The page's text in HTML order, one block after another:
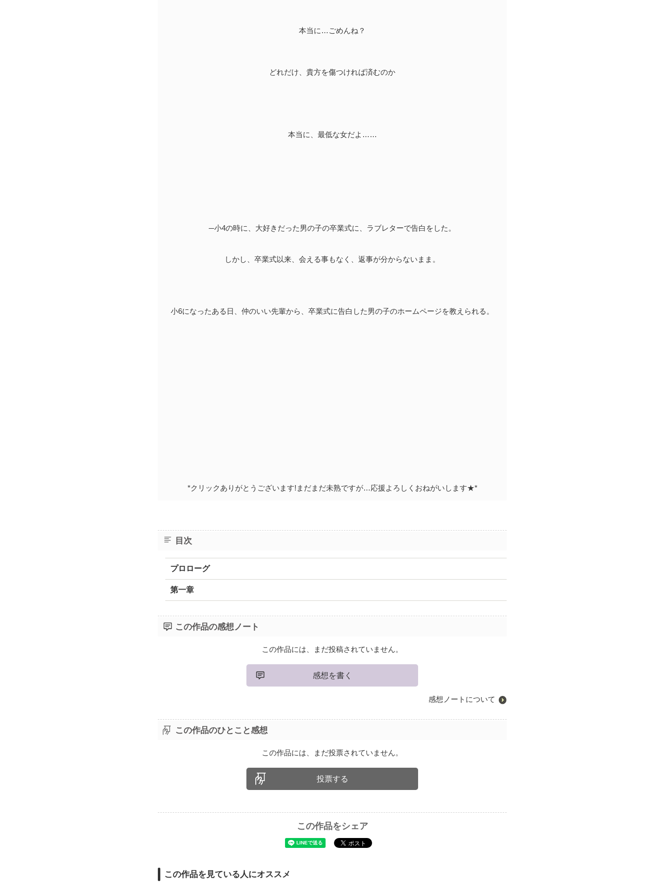
本当に…ごめんね？
どれだけ、貴方を傷つければ済むのか
本当に、最低な女だよ……
─小4の時に、大好きだった男の子の卒業式に、ラブレターで告白をした。
しかし、卒業式以来、会える事もなく、返事が分からないまま。
小6になったある日、仲のいい先輩から、卒業式に告白した男の子のホームページを教えられる。
*クリックありがとうございます!まだまだ未熟ですが…応援よろしくおねがいします★*
目次
プロローグ
第一章
この作品の感想ノート
この作品には、まだ投稿されていません。
感想を書く
感想ノートについて
この作品のひとこと感想
この作品には、まだ投票されていません。
投票する
この作品をシェア
この作品を見ている人にオススメ